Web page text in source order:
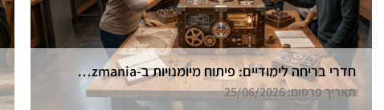
חדרי בריחה לימודיים: פיתוח מיומנויות ב-Funzmania
תאריך פרסום: 25/06/2026